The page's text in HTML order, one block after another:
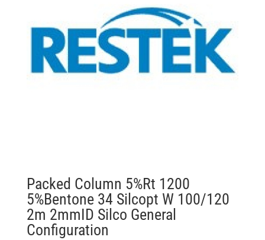
Packed Column 5%Rt 1200
5%Bentone 34 Silcopt W 100/120
2m 2mmID Silco General
Configuration